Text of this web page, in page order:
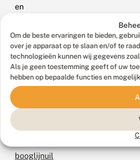
Om de beste ervaringen te bieden,
over je apparaat op te slaan en/of te
technologieën kunnen wij gegevens
Als je geen toestemming geeft of uw
hebben op bepaalde functies en
en
achtervleugel
is
lichter
en
heeft
dwarslijn.
ook
booglijnuil